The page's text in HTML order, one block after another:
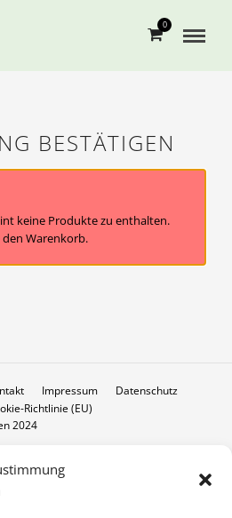
0
BESTÄTIGEN
keine Produkte zu enthalten.
denWarenkorb.
Impressum
Datenschutz
Richtlinie (EU)
2024